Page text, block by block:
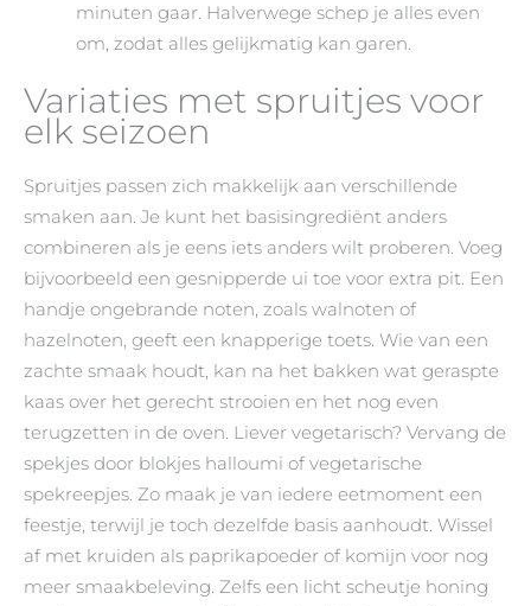
minuten gaar. Halverwege schep je alles even
om, zodat alles gelijkmatig kan garen.
Variaties met spruitjes voor
elk seizoen
Spruitjes passen zich makkelijk aan verschillende
smaken aan. Je kunt het basisingrediënt anders
combineren als je eens iets anders wilt proberen. Voeg
bijvoorbeeld een gesnipperde ui toe voor extra pit. Een
handje ongebrande noten, zoals walnoten of
hazelnoten, geeft een knapperige toets. Wie van een
zachte smaak houdt, kan na het bakken wat geraspte
kaas over het gerecht strooien en het nog even
terugzetten in de oven. Liever vegetarisch? Vervang de
spekjes door blokjes halloumi of vegetarische
spekreepjes. Zo maak je van iedere eetmoment een
feestje, terwijl je toch dezelfde basis aanhoudt. Wissel
af met kruiden als paprikapoeder of komijn voor nog
meer smaakbeleving. Zelfs een licht scheutje honing